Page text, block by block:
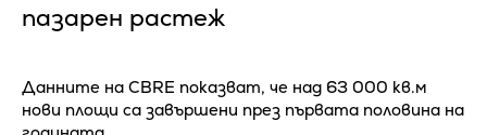
пазарен растеж
Данните на CBRE показват, че над 63 000 кв.м
нови площи са завършени през първата половина на